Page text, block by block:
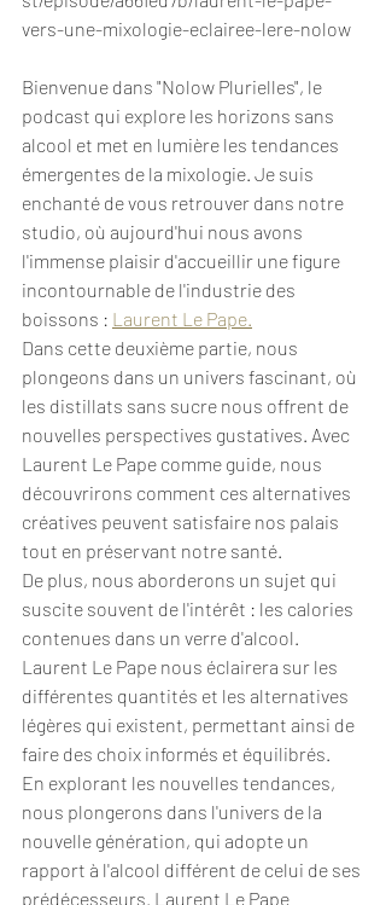
vers-une-mixologie-eclairee-lere-nolow
Bienvenue dans "Nolow Plurielles", le
podcast qui explore les horizons sans
alcool et met en lumière les tendances
émergentes de la mixologie. Je suis
enchanté de vous retrouver dans notre
studio, où aujourd'hui nous avons
l'immense plaisir d'accueillir une figure
incontournable de l'industrie des
boissons : Laurent Le Pape.
Dans cette deuxième partie, nous
plongeons dans un univers fascinant, où
les distillats sans sucre nous offrent de
nouvelles perspectives gustatives. Avec
Laurent Le Pape comme guide, nous
découvrirons comment ces alternatives
créatives peuvent satisfaire nos palais
tout en préservant notre santé.
De plus, nous aborderons un sujet qui
suscite souvent de l'intérêt : les calories
contenues dans un verre d'alcool.
Laurent Le Pape nous éclairera sur les
différentes quantités et les alternatives
légères qui existent, permettant ainsi de
faire des choix informés et équilibrés.
En explorant les nouvelles tendances,
nous plongerons dans l'univers de la
nouvelle génération, qui adopte un
rapport à l'alcool différent de celui de ses
prédécesseurs. Laurent Le Pape